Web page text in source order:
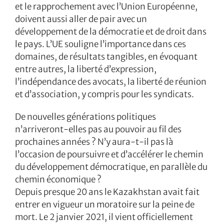
et le rapprochement avec l’Union Européenne,
doivent aussi aller de pair avec un
développement de la démocratie et de droit dans
le pays. L’UE souligne l’importance dans ces
domaines, de résultats tangibles, en évoquant
entre autres, la liberté d’expression,
l’indépendance des avocats, la liberté de réunion
et d’association, y compris pour les syndicats.
De nouvelles générations politiques
n’arriveront-elles pas au pouvoir au fil des
prochaines années ? N’y aura-t-il pas là
l’occasion de poursuivre et d’accélérer le chemin
du développement démocratique, en parallèle du
chemin économique ?
Depuis presque 20 ans le Kazakhstan avait fait
entrer en vigueur un moratoire sur la peine de
mort. Le 2 janvier 2021, il vient officiellement